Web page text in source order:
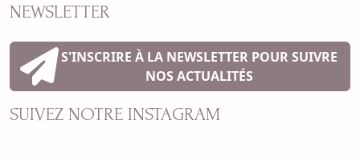
NEWSLETTER
S'INSCRIRE À LA NEWSLETTER POUR SUIVRE
NOS ACTUALITÉS
SUIVEZ NOTRE INSTAGRAM